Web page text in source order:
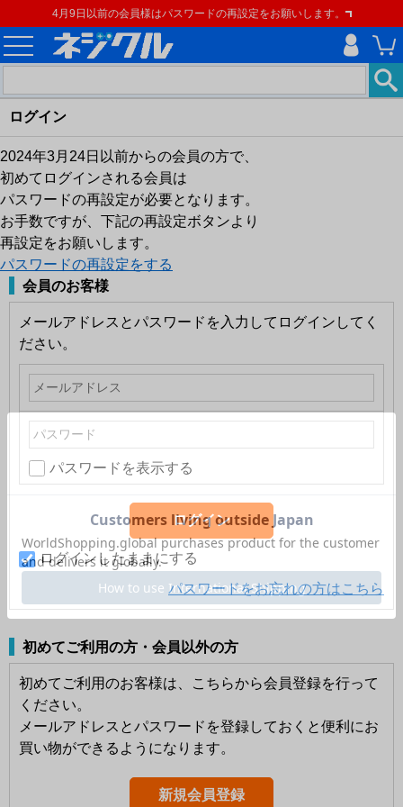
4月9日以前の会員様はパスワードの再設定をお願いします。
ログイン
2024年3月24日以前からの会員の方で、
初めてログインされる会員は
パスワードの再設定が必要となります。
お手数ですが、下記の再設定ボタンより
再設定をお願いします。
パスワードの再設定をする
会員のお客様
メールアドレスとパスワードを入力してログインしてく
ださい。
パスワードを表示する
ログインしたままにする
パスワードをお忘れの方はこちら
初めてご利用の方・会員以外の方
初めてご利用のお客様は、こちらから会員登録を行って
ください。
メールアドレスとパスワードを登録しておくと便利にお
買い物ができるようになります。